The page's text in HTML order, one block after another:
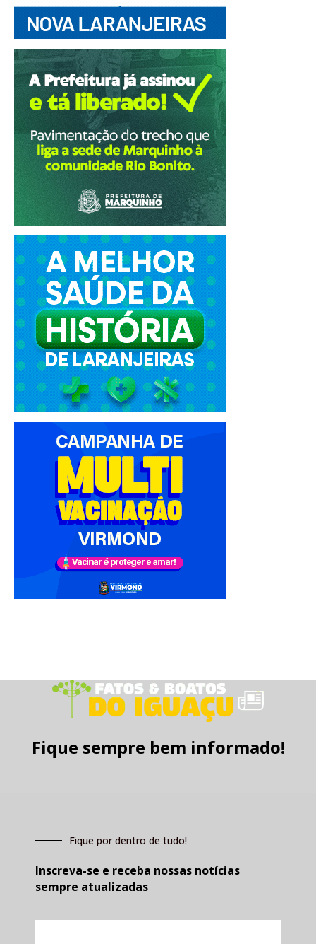
Fique sempre bem informado!
Fique por dentro de tudo!
Inscreva-se e receba nossas notícias
sempre atualizadas